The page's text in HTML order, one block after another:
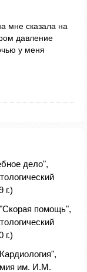
мне сказала на
давление
у меня
дело",
г.)
помощь",
г.)
им. И.М.